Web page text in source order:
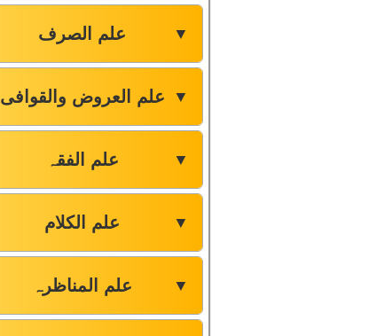
علم الصرف ▼
علم العروض والقوافی ▼
علم الفقہ ▼
علم الکلام ▼
علم المناظرہ ▼